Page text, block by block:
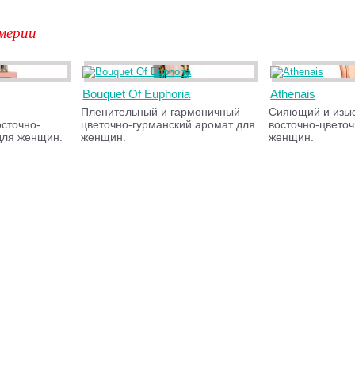
женщин.
Bouquet Of Euphoria
Пленительный и гармоничный
цветочно-гурманский аромат для
женщин.
Athenais
Сияющий и
восточно-
женщин.